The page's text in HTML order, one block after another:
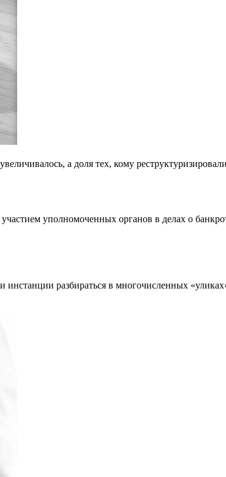
а доля тех, кому
уполномоченных органов в делах о
разбираться в многочисленных